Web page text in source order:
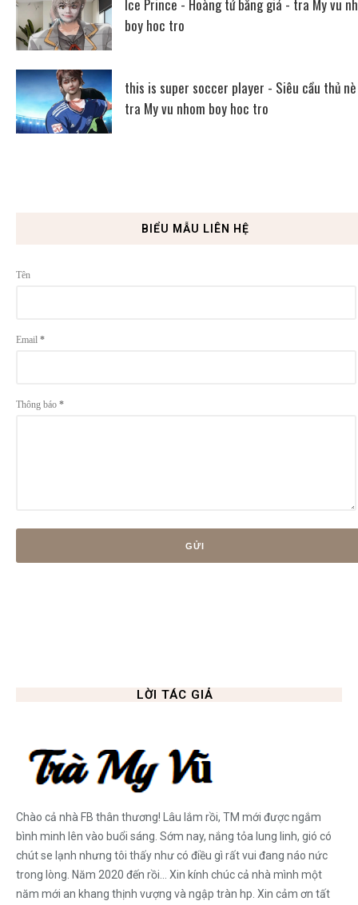
Ice Prince - Hoàng tử băng giá - tra My vu
boy hoc tro
this is super soccer player - Siêu cầu thủ
tra My vu nhom boy hoc tro
BIỂU MẪU LIÊN HỆ
Tên
Email *
Thông báo *
LỜI TÁC GIẢ
Chào cả nhà FB thân thương! Lâu lắm rồi, TM mới được ngắm
bình minh lên vào buổi sáng. Sớm nay, nắng tỏa lung linh, gió có
chút se lạnh nhưng tôi thấy như có điều gì rất vui đang náo nức
trong lòng. Năm 2020 đến rồi... Xin kính chúc cả nhà mình một
năm mới an khang thịnh vượng và ngập tràn hp. Xin cảm ơn tất